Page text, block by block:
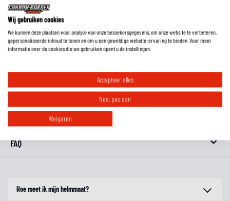
je de helm mooi, maar is de kleur niet helemaal jouw smaak? We hebben
hier alle beschikbare kleuren van de X-1005 Ultra Carbon
MAATTABEL
FAQ
Hoe meet ik mijn helmmaat?
Wij gebruiken cookies
We kunnen deze plaatsen voor analyse van onze bezoekersgegevens, om onze website te verbeteren,
gepersonaliseerde inhoud te tonen en om u een geweldige website-ervaring te bieden. Voor meer
informatie over de cookies die we gebruiken opent u de instellingen.
Accepteer alles
Nee, pas aan
Weigeren